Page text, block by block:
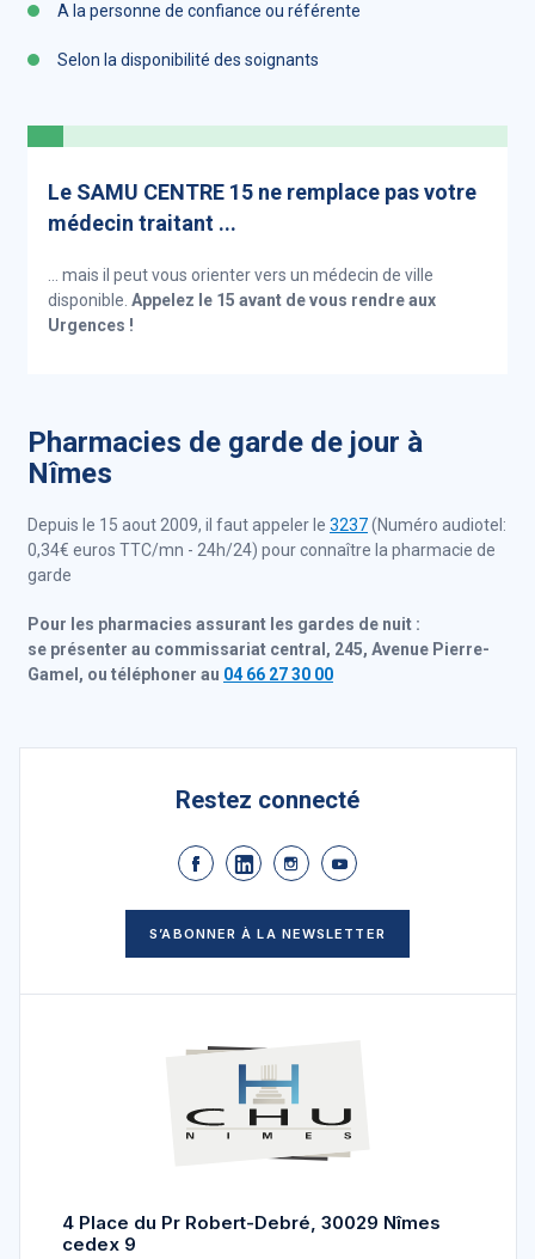
A la personne de confiance ou référente
Selon la disponibilité des soignants
Le SAMU CENTRE 15 ne remplace pas votre
médecin traitant ...
... mais il peut vous orienter vers un médecin de ville
disponible. Appelez le 15 avant de vous rendre aux
Urgences !
Pharmacies de garde de jour à
Nîmes
Depuis le 15 aout 2009, il faut appeler le 3237(Numéro audiotel:
0,34€ euros TTC/mn - 24h/24) pour connaître la pharmacie de
garde
Pour les pharmacies assurant les gardes de nuit :
se présenter au commissariat central, 245, Avenue Pierre-
Gamel, ou téléphoner au 04 66 27 30 00
Restez connecté
S’ABONNER À LA NEWSLETTER
4 Place du Pr Robert-Debré, 30029 Nîmes
cedex 9